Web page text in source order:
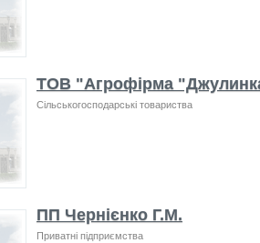
ТОВ "Агрофірма
Сільськогосподарські товариства
ПП Чернієнко Г.М.
Приватні підприємства